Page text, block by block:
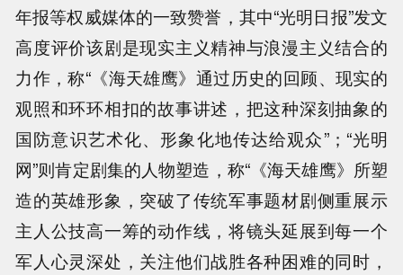
年报等权威媒体的一致赞誉，其中“光明日报”发文
高度评价该剧是现实主义精神与浪漫主义结合的
力作，称“《海天雄鹰》通过历史的回顾、现实的
观照和环环相扣的故事讲述，把这种深刻抽象的
国防意识艺术化、形象化地传达给观众”；“光明
网”则肯定剧集的人物塑造，称“《海天雄鹰》所塑
造的英雄形象，突破了传统军事题材剧侧重展示
主人公技高一筹的动作线，将镜头延展到每一个
军人心灵深处，关注他们战胜各种困难的同时，